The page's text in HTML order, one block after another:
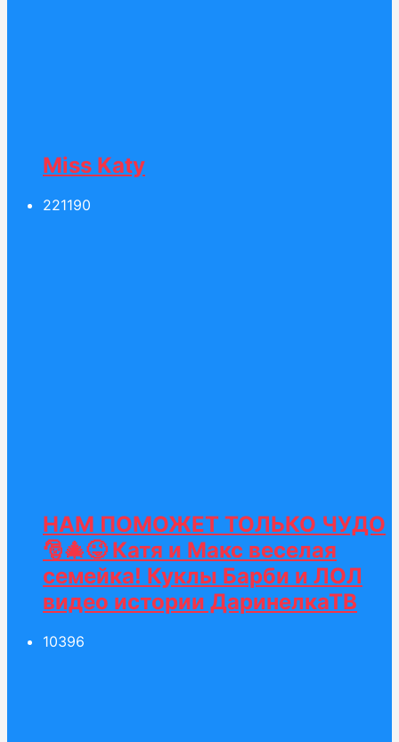
Miss Katy
221190
НАМ ПОМОЖЕТ ТОЛЬКО ЧУДО
🎅🎄😜 Катя и Макс веселая
семейка! Куклы Барби и ЛОЛ
видео истории ДаринелкаТВ
10396